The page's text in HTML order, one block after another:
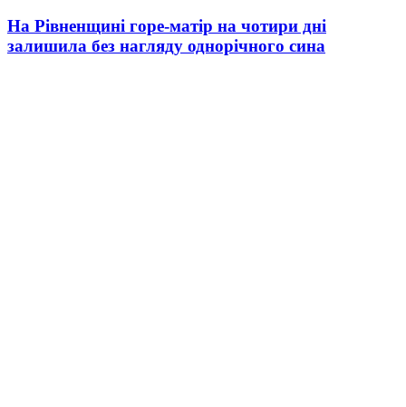
На Рівненщині горе-матір на чотири дні
залишила без нагляду однорічного сина